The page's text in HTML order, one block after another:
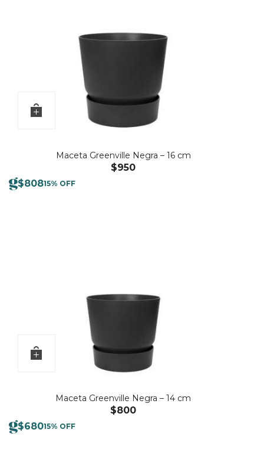
Maceta Greenville Negra – 16 cm
$950
$80815% OFF
Maceta Greenville Negra – 14 cm
$800
$68015% OFF